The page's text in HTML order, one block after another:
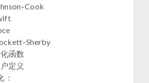
函数
定义
：